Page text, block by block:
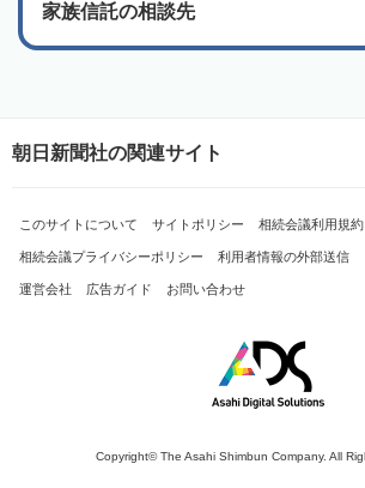
家族信託の相談先
朝日新聞社の関連サイト
このサイトについて サイトポリシー 相続会議利用規約
相続会議プライバシーポリシー 利用者情報の外部送信
運営会社 広告ガイド お問い合わせ
Copyright© The Asahi Shimbun Company. All